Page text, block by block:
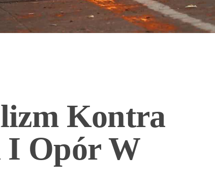
Kontra
I Opór W